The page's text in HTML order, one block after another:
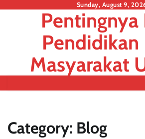
Sunday, August 9,
Pentingnya
Pendidikan
Masyarakat
Category: Blog